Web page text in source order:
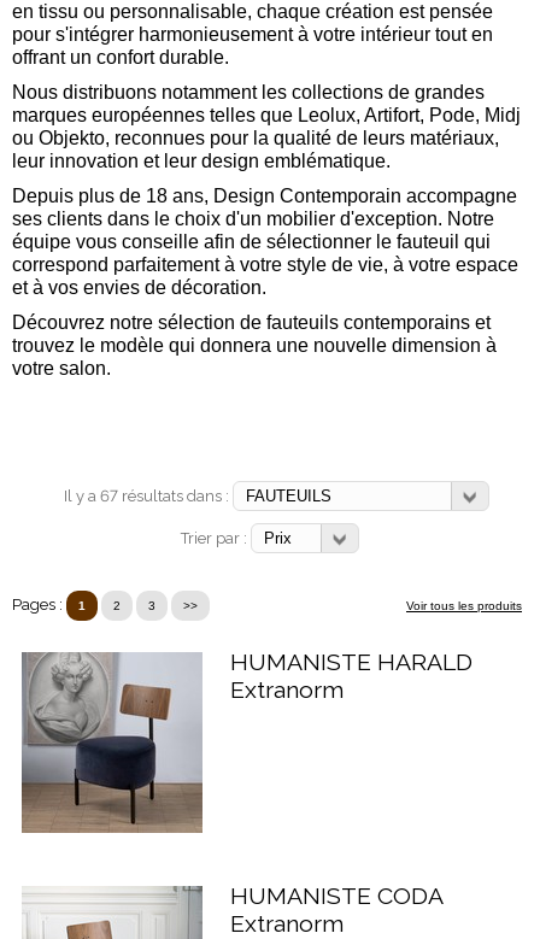
en tissu ou personnalisable, chaque création est pensée
pour s'intégrer harmonieusement à votre intérieur tout en
offrant un confort durable.
Nous distribuons notamment les collections de grandes
marques européennes telles que Leolux, Artifort, Pode, Midj
ou Objekto, reconnues pour la qualité de leurs matériaux,
leur innovation et leur design emblématique.
Depuis plus de 18 ans, Design Contemporain accompagne
ses clients dans le choix d'un mobilier d'exception. Notre
équipe vous conseille afin de sélectionner le fauteuil qui
correspond parfaitement à votre style de vie, à votre espace
et à vos envies de décoration.
Découvrez notre sélection de fauteuils contemporains et
trouvez le modèle qui donnera une nouvelle dimension à
votre salon.
Il y a 67 résultats dans :
Trier par :
Pages : 1 2 3 >> Voir tous les produits
HUMANISTE HARALD
Extranorm
HUMANISTE CODA
Extranorm